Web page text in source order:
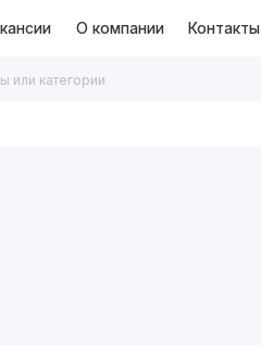
О компании Контакты